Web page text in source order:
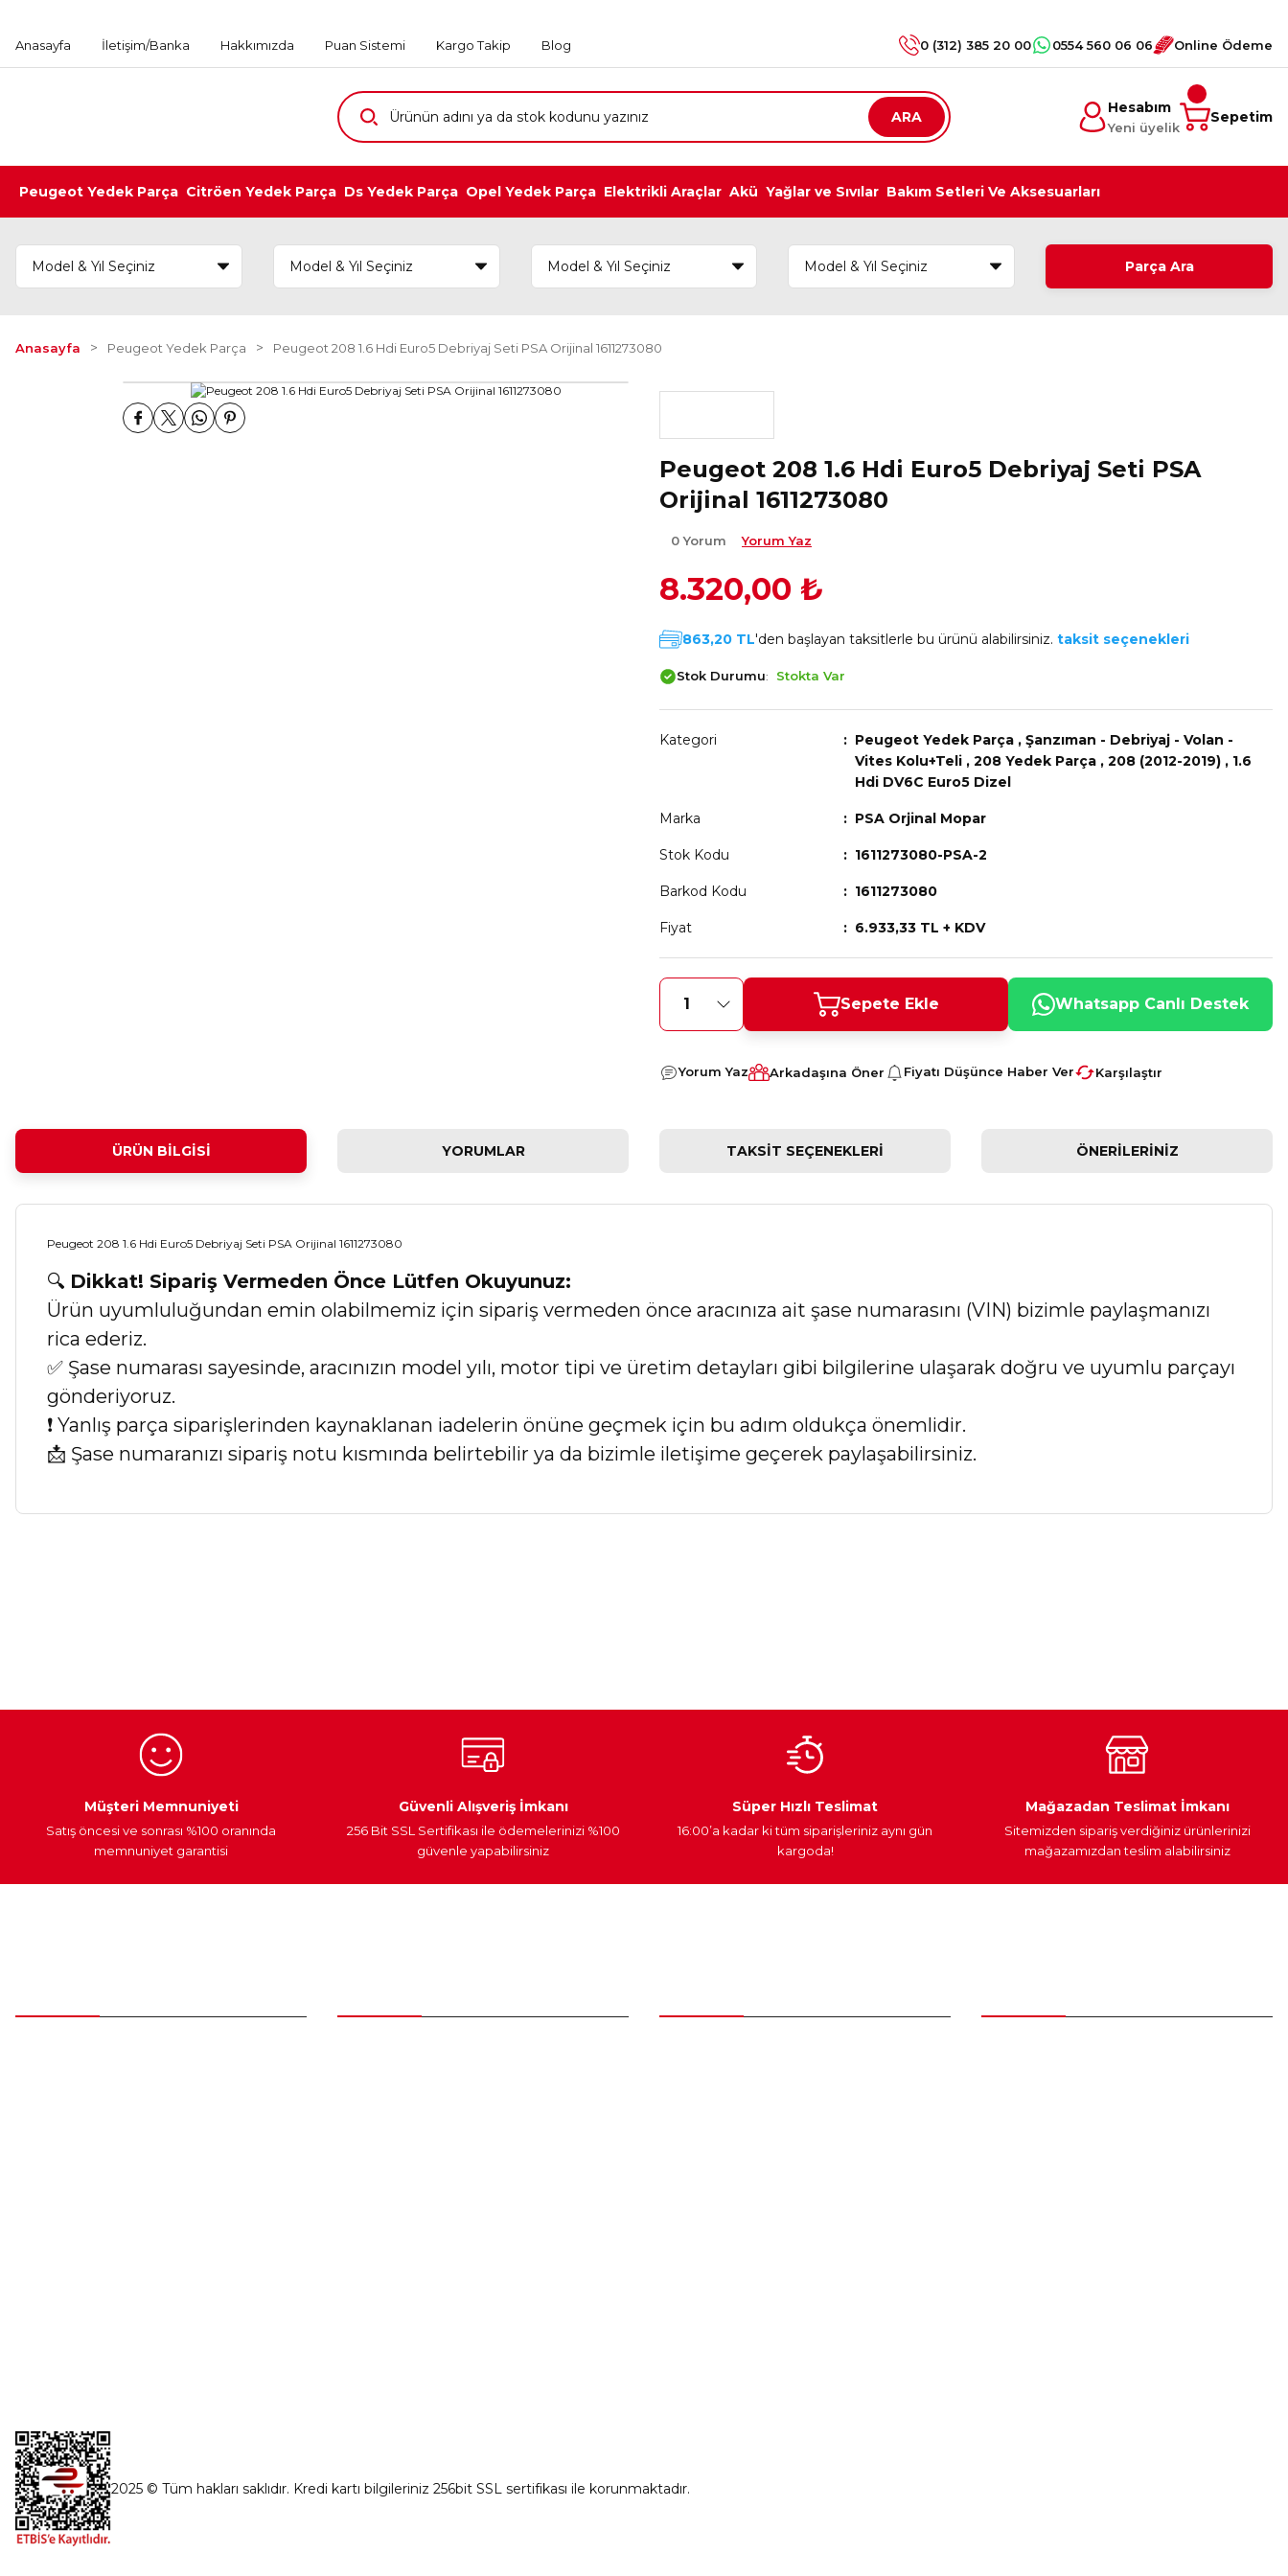
Anasayfa İletişim/Banka Hakkımızda Puan Sistemi Kargo Takip Blog 0 (312) 385 20 00 0554 560 06 06 Online Ödeme
ARA
Hesabım
Yeni üyelik
Sepetim
Peugeot Yedek Parça Citröen Yedek Parça Ds Yedek Parça Opel Yedek Parça Elektrikli Araçlar Akü Yağlar ve Sıvılar Bakım Setleri Ve Aksesuarları
Parça Ara
Anasayfa Peugeot Yedek Parça Peugeot 208 1.6 Hdi Euro5 Debriyaj Seti PSA Orijinal 1611273080
Peugeot 208 1.6 Hdi Euro5 Debriyaj Seti PSA
Orijinal 1611273080
0 Yorum Yorum Yaz
8.320,00 ₺
863,20 TL'den başlayan taksitlerle bu ürünü alabilirsiniz. taksit seçenekleri
Stok Durumu Stokta Var
Kategori Peugeot Yedek Parça , Şanzıman - Debriyaj - Volan -
Vites Kolu+Teli , 208 Yedek Parça , 208 (2012-2019) , 1.6
Hdi DV6C Euro5 Dizel
Marka PSA Orjinal Mopar
Stok Kodu 1611273080-PSA-2
Barkod Kodu 1611273080
Fiyat 6.933,33 TL + KDV
Sepete Ekle Whatsapp Canlı Destek
Yorum Yaz Arkadaşına Öner Fiyatı Düşünce Haber Ver Karşılaştır
ÜRÜN BILGISI YORUMLAR TAKSIT SEÇENEKLERI ÖNERILERINIZ
Peugeot 208 1.6 Hdi Euro5 Debriyaj Seti PSA Orijinal 1611273080
🔍 Dikkat! Sipariş Vermeden Önce Lütfen Okuyunuz:
Ürün uyumluluğundan emin olabilmemiz için sipariş vermeden önce aracınıza ait şase numarasını (VIN) bizimle paylaşmanızı
rica ederiz.
✅ Şase numarası sayesinde, aracınızın model yılı, motor tipi ve üretim detayları gibi bilgilerine ulaşarak doğru ve uyumlu parçayı
gönderiyoruz.
❗ Yanlış parça siparişlerinden kaynaklanan iadelerin önüne geçmek için bu adım oldukça önemlidir.
📩 Şase numaranızı sipariş notu kısmında belirtebilir ya da bizimle iletişime geçerek paylaşabilirsiniz.
Egzoz Sistemi Ateşleme Sistemi Araç Farları Yedek Parça
Müşteri Memnuniyeti
Satış öncesi ve sonrası %100 oranında
memnuniyet garantisi
Güvenli Alışveriş İmkanı
256 Bit SSL Sertifikası ile ödemelerinizi %100
güvenle yapabilirsiniz
Süper Hızlı Teslimat
16:00’a kadar ki tüm siparişleriniz aynı gün
kargoda!
Mağazadan Teslimat İmkanı
Sitemizden sipariş verdiğiniz ürünlerinizi
mağazamızdan teslim alabilirsiniz
2025 © Tüm hakları saklıdır. Kredi kartı bilgileriniz 256bit SSL sertifikası ile korunmaktadır.